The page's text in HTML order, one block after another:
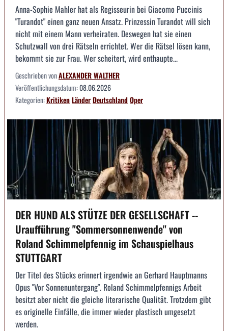
Anna-Sophie Mahler hat als Regisseurin bei Giacomo Puccinis
"Turandot" einen ganz neuen Ansatz. Prinzessin Turandot will sich
nicht mit einem Mann verheiraten. Deswegen hat sie einen
Schutzwall von drei Rätseln errichtet. Wer die Rätsel lösen kann,
bekommt sie zur Frau. Wer scheitert, wird enthaupte...
Geschrieben vonALEXANDER WALTHER
Veröffentlichungsdatum:08.06.2026
Kategorien:KritikenLänderDeutschlandOper
DER HUND ALS STÜTZE DER GESELLSCHAFT --
Uraufführung "Sommersonnenwende" von
Roland Schimmelpfennig im Schauspielhaus
STUTTGART
Der Titel des Stücks erinnert irgendwie an Gerhard Hauptmanns
Opus "Vor Sonnenuntergang". Roland Schimmelpfennigs Arbeit
besitzt aber nicht die gleiche literarische Qualität. Trotzdem gibt
es originelle Einfälle, die immer wieder plastisch umgesetzt
werden.